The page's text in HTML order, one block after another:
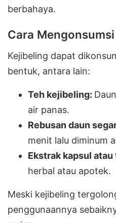
berbahaya.
Cara
Kejibeling dapat
bentuk, antara lain:
Teh kejibeling:
air panas.
Rebusan daun
menit lalu diminum
Ekstrak kapsul atau
herbal atau apotek.
Meski kejibeling
penggunaannya